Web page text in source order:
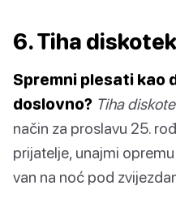
6. Tiha
Spremni plesati kao
doslovno? Tiha
način za proslavu 25.
prijatelje, unajmi
van na noć pod